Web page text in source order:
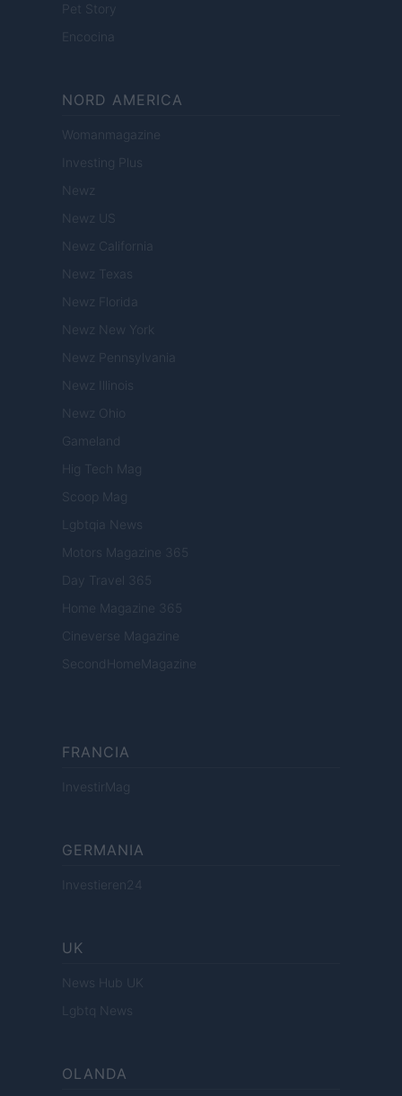
Pet Story
Encocina
NORD AMERICA
Womanmagazine
Investing Plus
Newz
Newz US
Newz California
Newz Texas
Newz Florida
Newz New York
Newz Pennsylvania
Newz Illinois
Newz Ohio
Gameland
Hig Tech Mag
Scoop Mag
Lgbtqia News
Motors Magazine 365
Day Travel 365
Home Magazine 365
Cineverse Magazine
SecondHomeMagazine
FRANCIA
InvestirMag
GERMANIA
Investieren24
UK
News Hub UK
Lgbtq News
OLANDA